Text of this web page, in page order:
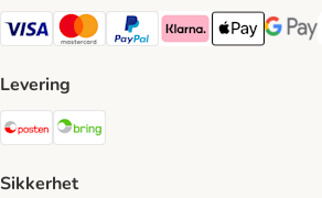
Visa Payment Method
Mastercard Payment Method
PayPal Payment Method
Klarna Payment Method
Apple PayGoogle
Levering
Posten Shipping Method
Sikkerhet